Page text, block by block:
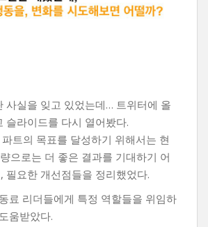
사실을 잊고 있었는데… 트위터에 올
슬라이드를 다시 열어봤다.
트의 목표를 달성하기 위해서는 현
으로는 더 좋은 결과를 기대하기 어
필요한 개선점들을 정리했었다.
료 리더들에게 특정 역할들을 위임하
움받았다.